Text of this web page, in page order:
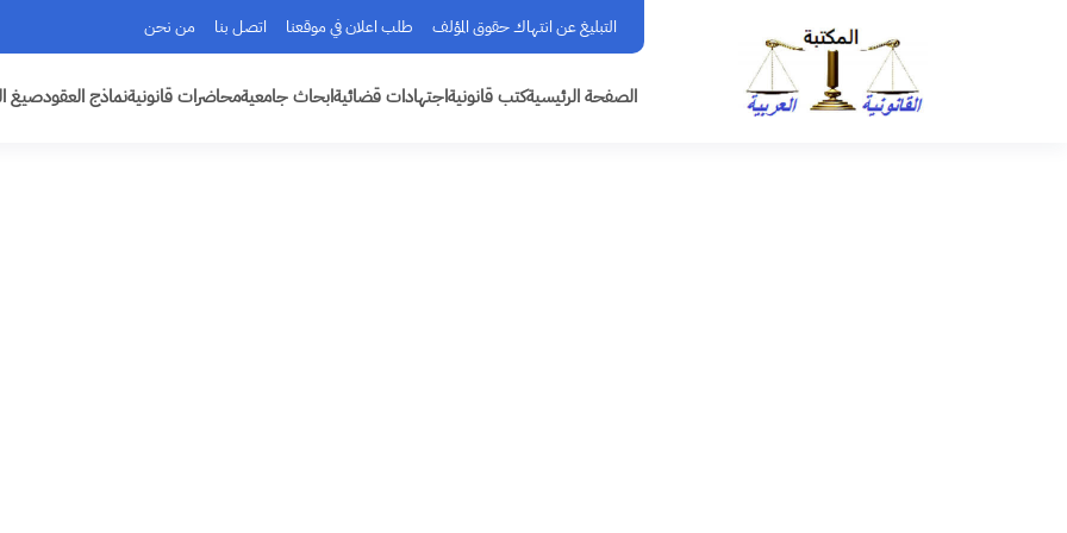
التبليغ عن انتهاك حقوق المؤلف طلب اعلان في موقعنا اتصل بنا من نحن
الصفحة الرئيسيةكتب قانونيةاجتهادات قضائيةابحاث جامعيةمحاضرات قانونيةنماذج العقودصيغ